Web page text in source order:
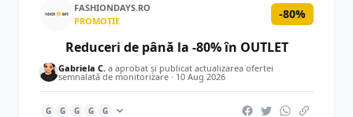
FASHIONDAYS.RO
PROMOȚIE
-80%
Reduceri de până la -80% în OUTLET
Gabriela C. a aprobat și publicat actualizarea ofertei
semnalată de monitorizare · 10 Aug 2026
G G G G G